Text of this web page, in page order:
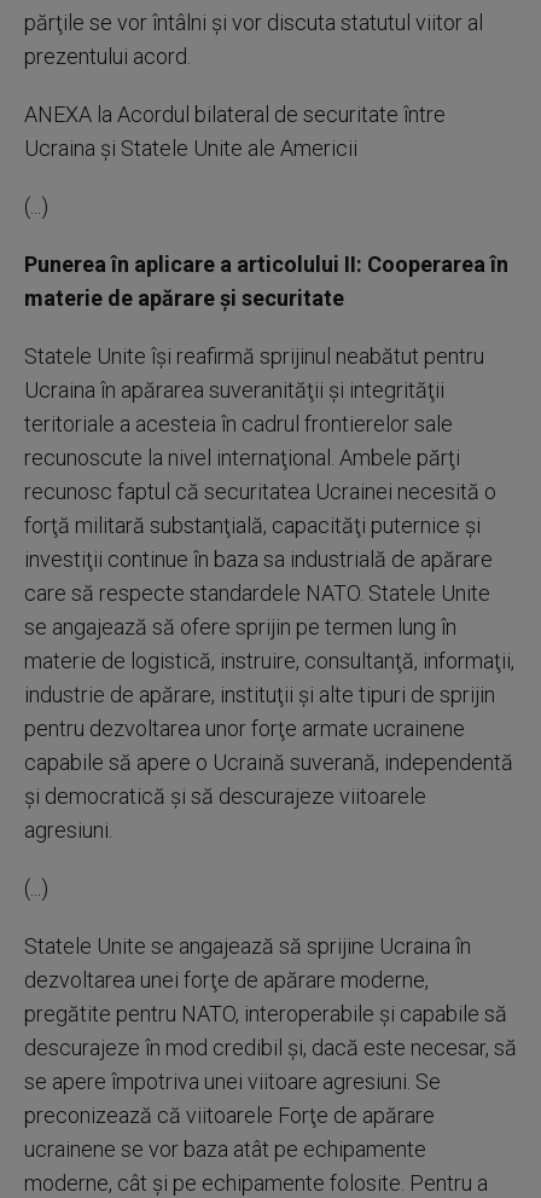
părţile se vor întâlni şi vor discuta statutul viitor al
prezentului acord.
ANEXA la Acordul bilateral de securitate între
Ucraina şi Statele Unite ale Americii
(...)
Punerea în aplicare a articolului II: Cooperarea în
materie de apărare şi securitate
Statele Unite îşi reafirmă sprijinul neabătut pentru
Ucraina în apărarea suveranităţii şi integrităţii
teritoriale a acesteia în cadrul frontierelor sale
recunoscute la nivel internaţional. Ambele părţi
recunosc faptul că securitatea Ucrainei necesită o
forţă militară substanţială, capacităţi puternice şi
investiţii continue în baza sa industrială de apărare
care să respecte standardele NATO. Statele Unite
se angajează să ofere sprijin pe termen lung în
materie de logistică, instruire, consultanţă, informaţii,
industrie de apărare, instituţii şi alte tipuri de sprijin
pentru dezvoltarea unor forţe armate ucrainene
capabile să apere o Ucraină suverană, independentă
şi democratică şi să descurajeze viitoarele
agresiuni.
(...)
Statele Unite se angajează să sprijine Ucraina în
dezvoltarea unei forţe de apărare moderne,
pregătite pentru NATO, interoperabile şi capabile să
descurajeze în mod credibil şi, dacă este necesar, să
se apere împotriva unei viitoare agresiuni. Se
preconizează că viitoarele Forţe de apărare
ucrainene se vor baza atât pe echipamente
moderne, cât şi pe echipamente folosite. Pentru a